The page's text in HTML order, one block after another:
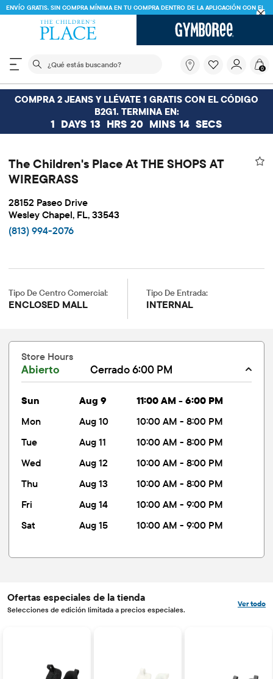
ENVÍO GRATIS. SIN COMPRA MÍNIMA EN TU COMPRA DENTRO DE LA APLICACIÓN CON EL
CÓDIGO
El siguiente campo de búsqueda filtra las
buscando?
0
COMPRA 2 JEANS Y LLÉVATE 1 GRATIS CON EL CÓDIGO
B2G1. TERMINA EN:
1 DAYS 13 HRS 20 MINS 13 SECS
The Children's Place At THE SHOPS AT
WIREGRASS
28152 Paseo Drive
Wesley Chapel, FL, 33543
(813) 994-2076
Tipo De Centro Comercial:
ENCLOSED MALL
Tipo De Entrada:
INTERNAL
Store Hours
Abierto Cerrado 6:00 PM
sun Aug 9
11:00 AM - 6:00 PM
mon
Aug 10
10:00 AM - 8:00 PM
tue
Aug 11
10:00 AM - 8:00 PM
wed
Aug 12
10:00 AM - 8:00 PM
thu
Aug 13
10:00 AM - 8:00 PM
fri
Aug 14
10:00 AM - 9:00 PM
sat
Aug 15 10:00 AM - 9:00 PM
Ofertas especiales de la tienda
Selecciones de edición limitada a precios especiales.
Ver todo